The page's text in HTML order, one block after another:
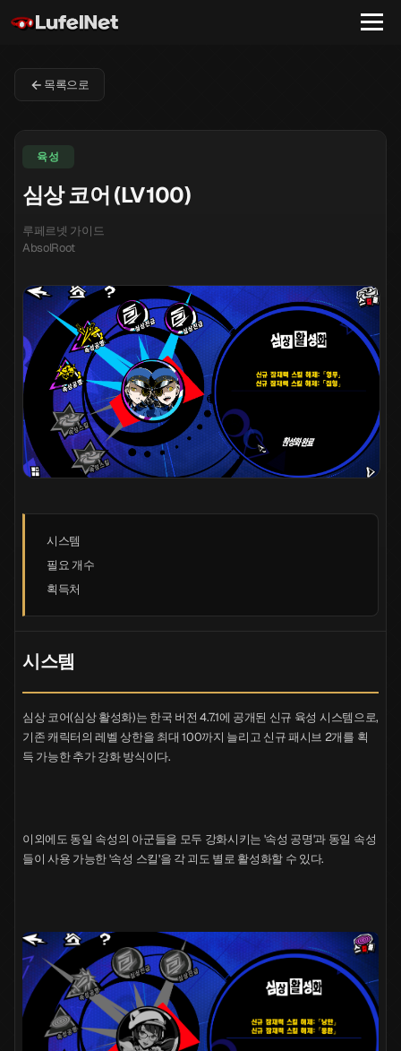
목록으로
육성
심상 코어 (LV100)
루페르넷 가이드
AbsolRoot
시스템
필요 개수
획득처
시스템
심상 코어(심상 활성화)는 한국 버전 4.7.1에 공개된 신규 육성 시스템으로,
기존 캐릭터의 레벨 상한을 최대 100까지 늘리고 신규 패시브 2개를 획
득 가능한 추가 강화 방식이다.
이외에도 동일 속성의 아군들을 모두 강화시키는 '속성 공명'과 동일 속성
들이 사용 가능한 '속성 스킬'을 각 괴도 별로 활성화할 수 있다.